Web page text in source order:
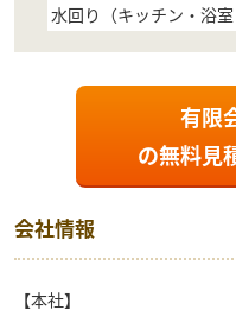
水回り（キッチン・浴室
有限
の無料見
会社情報
【本社】